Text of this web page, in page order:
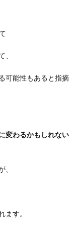
、
可能性もあると指摘
変わるかもしれない
、
ます。